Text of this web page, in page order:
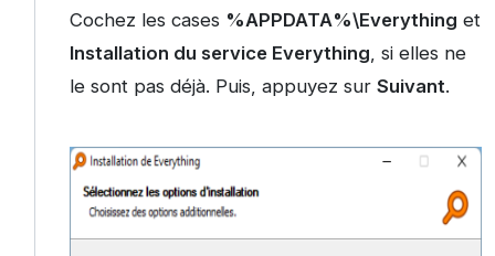
Cochez les cases %APPDATA%\Everything et
Installation du service Everything, si elles ne
le sont pas déjà. Puis, appuyez sur Suivant.